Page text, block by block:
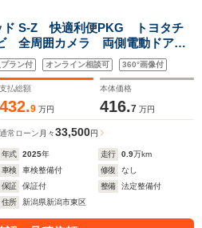
ド S-Z 快適利便PKG トヨタチ
全周囲カメラ 両側電動ドア
前中席シートヒーター 電動バ
純正17インチAW
ラン付 オンライン相談可 360°画像付
支払総額
432.9 万円
本体価格
416.7 万円
通常ローン 月々33,500円
年式 2025年 走行 0.9万km
車検
車検整備付 修復
なし
保証
保証付 整備
法定整備付
住所
新潟県新潟市東区